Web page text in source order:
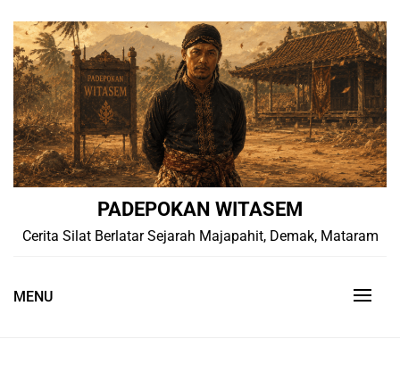
content
PADEPOKAN WITASEM
Cerita Silat Berlatar Sejarah Majapahit, Demak, Mataram
MENU